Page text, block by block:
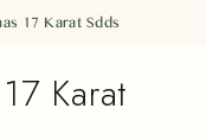
17 KaratSdds
Karat